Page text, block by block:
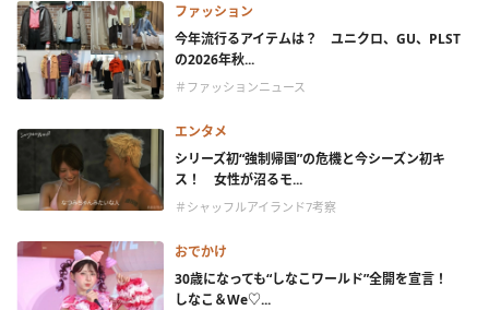
ファッション
今年流行るアイテムは？ ユニクロ、GU、PLST
の2026年秋...
＃ファッションニュース
エンタメ
シリーズ初“強制帰国”の危機と今シーズン初キ
ス！ 女性が沼るモ...
＃シャッフルアイランド7考察
おでかけ
30歳になっても“しなこワールド”全開を宣言！
しなこ＆We♡...